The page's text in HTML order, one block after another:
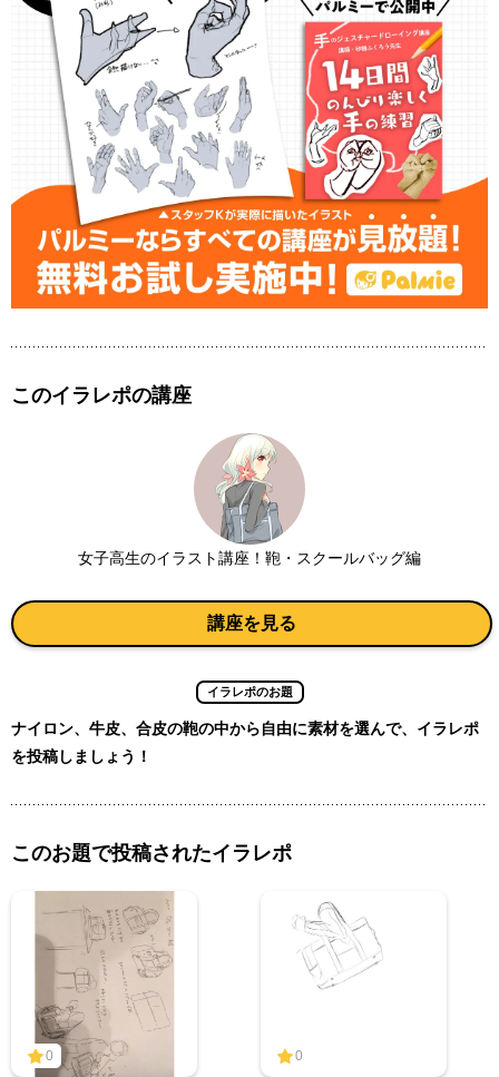
このイラレポの講座
女子高生のイラスト講座！鞄・スクールバッグ編
講座を見る
イラレポのお題
ナイロン、牛皮、合皮の鞄の中から自由に素材を選んで、イラレポ
を投稿しましょう！
このお題で投稿されたイラレポ
0 0